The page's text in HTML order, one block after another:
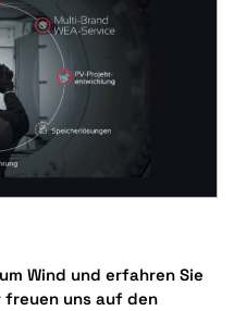
Wind und erfahren Sie
freuen uns auf den